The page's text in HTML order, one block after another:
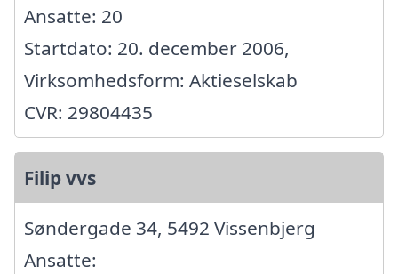
Ansatte: 20
Startdato: 20. december 2006,
Virksomhedsform: Aktieselskab
CVR: 29804435
Filip vvs
Søndergade 34, 5492 Vissenbjerg
Ansatte: